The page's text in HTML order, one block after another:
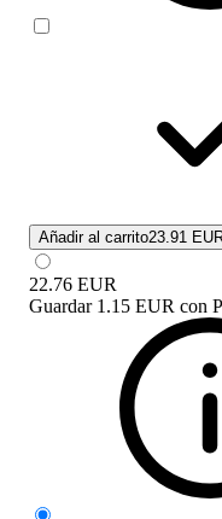
Añadir al carrito23.91
22.76 EUR
Guardar 1.15 EUR con